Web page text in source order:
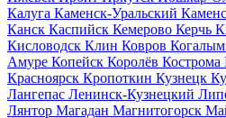
Калуга Каменск-Уральский
Канск Каспийск Кемерово Керчь
Кисловодск Клин Ковров Когалым
Амуре Копейск Королёв Кострома
Красноярск Кропоткин Кузнецк
Лангепас Ленинск-Кузнецкий
Лянтор Магадан Магнитогорск